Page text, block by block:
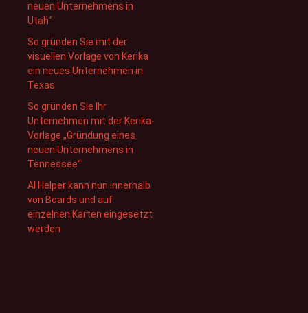
neuen Unternehmens in
Utah“
So gründen Sie mit der
visuellen Vorlage von Kerika
ein neues Unternehmen in
Texas
So gründen Sie Ihr
Unternehmen mit der Kerika-
Vorlage „Gründung eines
neuen Unternehmens in
Tennessee“
AI Helper kann nun innerhalb
von Boards und auf
einzelnen Karten eingesetzt
werden